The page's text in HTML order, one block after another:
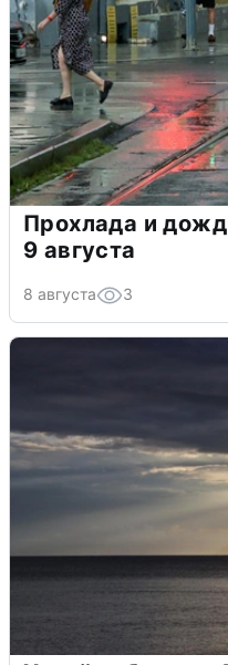
Прохлада и
9 августа
8 августа 3